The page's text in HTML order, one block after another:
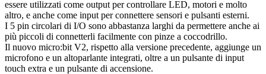
essere utilizzati come output per controllare LED, motori e molto
altro, e anche come input per connettere sensori e pulsanti esterni.
I 5 pin circolari di I/O sono abbastanza larghi da permettere anche ai
più piccoli di connetterli facilmente con pinze a coccodrillo.
Il nuovo micro:bit V2, rispetto alla versione precedente, aggiunge un
microfono e un altoparlante integrati, oltre a un pulsante di input
touch extra e un pulsante di accensione.